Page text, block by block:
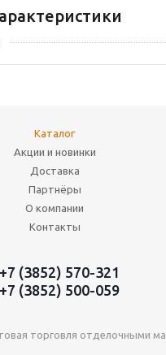
Каталог
Акции и новинки
Доставка
Партнёры
О компании
Контакты
+7 (3852) 570-321
+7 (3852) 500-059
торговля отделочными